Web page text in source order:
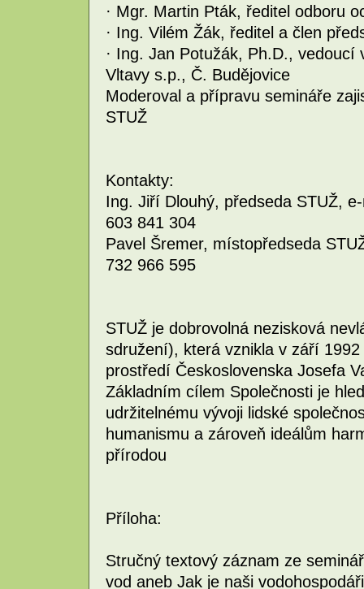
· Mgr. Martin Pták, ředitel odboru
· Ing. Vilém Žák, ředitel a člen
· Ing. Jan Potužák, Ph.D.,
Vltavy s.p., Č. Budějovice
Moderoval a přípravu semináře
STUŽ
Kontakty:
Ing. Jiří Dlouhý, předseda STUŽ,
603 841 304
Pavel Šremer, místopředseda
732 966 595
STUŽ je dobrovolná nezisková
sdružení), která vznikla v září
prostředí Československa Josefa
Základním cílem Společnosti je
udržitelnému vývoji lidské
humanismu a zároveň ideálům
přírodou
Příloha:
Stručný textový záznam ze
vod aneb Jak je naši